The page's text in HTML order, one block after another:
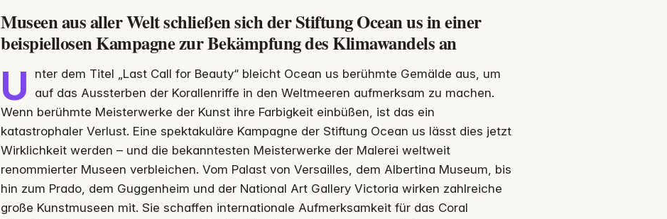
Museen aus aller Welt schließen sich der Stiftung Ocean us in einer
beispiellosen Kampagne zur Bekämpfung des Klimawandels an
U
nter dem Titel „Last Call for Beauty“ bleicht Ocean us berühmte Gemälde aus, um
auf das Aussterben der Korallenriffe in den Weltmeeren aufmerksam zu machen.
Wenn berühmte Meisterwerke der Kunst ihre Farbigkeit einbüßen, ist das ein
katastrophaler Verlust. Eine spektakuläre Kampagne der Stiftung Ocean us lässt dies jetzt
Wirklichkeit werden – und die bekanntesten Meisterwerke der Malerei weltweit
renommierter Museen verbleichen. Vom Palast von Versailles, dem Albertina Museum, bis
hin zum Prado, dem Guggenheim und der National Art Gallery Victoria wirken zahlreiche
große Kunstmuseen mit. Sie schaffen internationale Aufmerksamkeit für das Coral